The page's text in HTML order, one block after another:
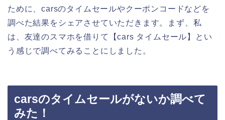
ために、carsのタイムセールやクーポンコードなどを
調べた結果をシェアさせていただきます。まず、私
は、友達のスマホを借りて【cars タイムセール】とい
う感じで調べてみることにしました。
carsのタイムセールがないか調べて
みた！